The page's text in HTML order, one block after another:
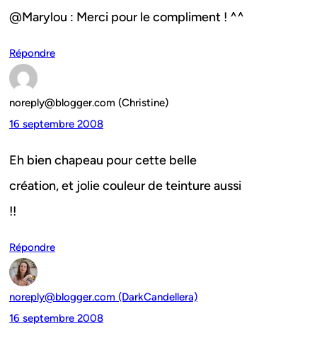
@Marylou : Merci pour le compliment ! ^^
Répondre
noreply@blogger.com (Christine)
16 septembre 2008
Eh bien chapeau pour cette belle
création, et jolie couleur de teinture aussi
!!
Répondre
noreply@blogger.com (DarkCandellera)
16 septembre 2008